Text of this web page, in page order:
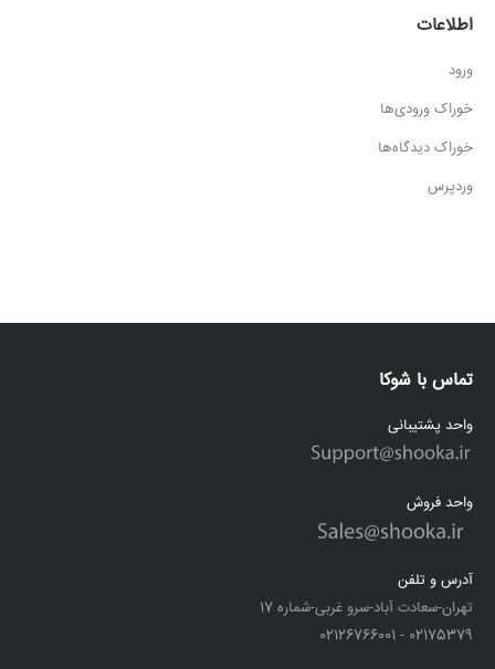
اطلاعات
ورود
خوراک ورودی‌ها
خوراک دیدگاه‌ها
وردپرس
تماس با شوکا
واحد پشتیبانی
واحد فروش
آدرس و تلفن
تهران-سعادت آباد-سرو غربی-شماره 17
02175379 - 02126766001